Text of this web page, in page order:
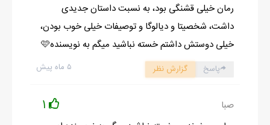
که حموم داشت.
هروقت وارد اين اتاق مي شدم دلم مي گرفت، براي لحظه اي خيره
تخت خواب کرم رنگ دو نفرشون، که درست وسط اتاق قرار داشت،
شدم. چه شب هايي که من و سارا و مامان سه تايي اين جا مي
رمان خیلی قشنگی بود، به نسبت داستان جدیدی
داشت، شخصیتا و دیالوگا و توصیفات خیلی خوب بودن،
خیلی دوستش داشتم خسته نباشید میگم به نویسنده🩷
۵ ماه پیش پاسخ گزارش نظر
صبا 1